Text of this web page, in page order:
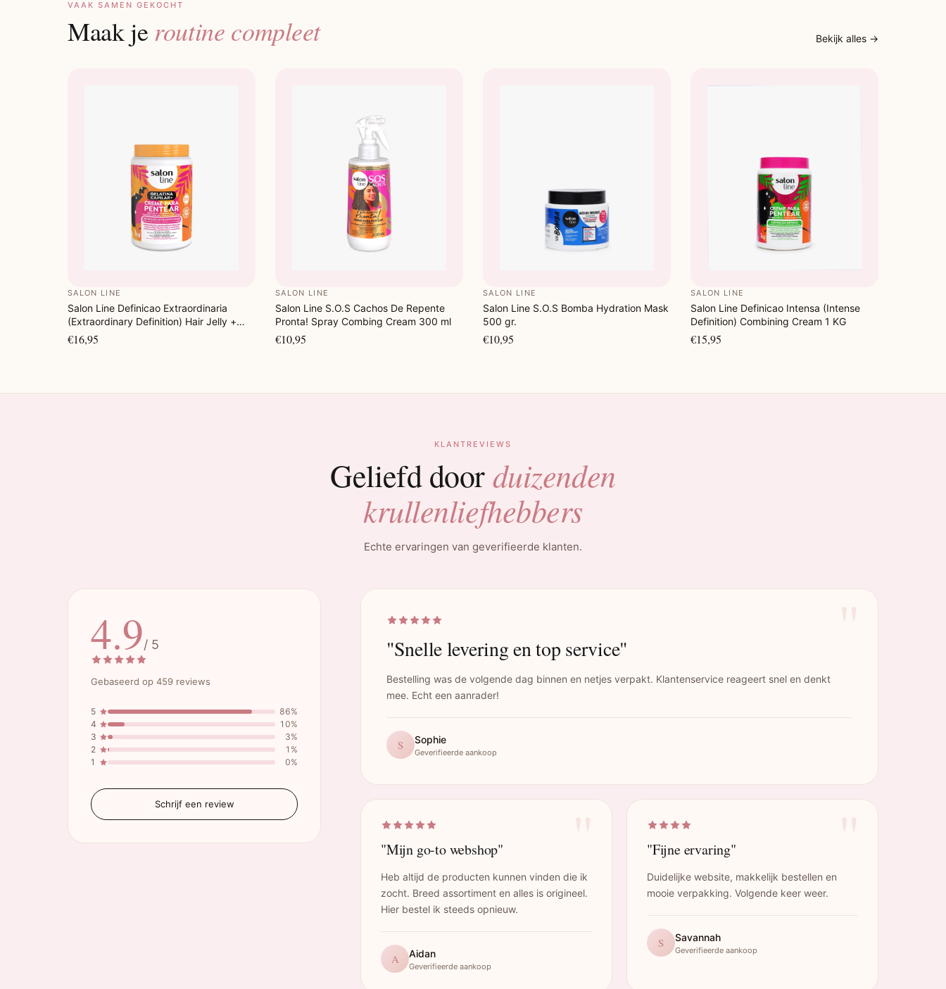
VAAK SAMEN GEKOCHT
Maak je routine compleet Bekijk alles →
SALON LINE
Salon Line Definicao Extraordinaria
(Extraordinary Definition) Hair Jelly +
Combing Cream 1 KG
€16,95
SALON LINE
Salon Line S.O.S Cachos De Repente
Pronta! Spray Combing Cream 300 ml
€10,95
SALON LINE
Salon Line S.O.S Bomba Hydration Mask
500 gr.
€10,95
SALON LINE
Salon Line Definicao Intensa (Intense
Definition) Combining Cream 1 KG
€15,95
KLANTREVIEWS
Geliefd doorduizenden
krullenliefhebbers
Echte ervaringen van geverifieerde klanten.
4.9/ 5
Gebaseerd op 459 reviews
5
86%
4
10%
3
3%
2
1%
1
0%
Schrijf een review
"Snelle levering en top service"
Bestelling was de volgende dag binnen en netjes verpakt. Klantenservice reageert snel en denkt
mee. Echt een aanrader!
S Sophie
Geverifieerde aankoop
"Mijn go-to webshop"
Heb altijd de producten kunnen vinden die ik
zocht. Breed assortiment en alles is origineel.
Hier bestel ik steeds opnieuw.
A Aidan
Geverifieerde aankoop
"Fijne ervaring"
Duidelijke website, makkelijk bestellen en
mooie verpakking. Volgende keer weer.
S Savannah
Geverifieerde aankoop